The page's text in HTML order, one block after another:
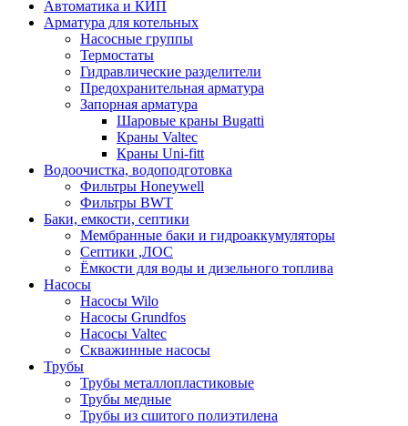
Автоматика и КИП
Арматура для котельных
Насосные группы
Термостаты
Гидравлические разделители
Предохранительная арматура
Запорная арматура
Шаровые краны Bugatti
Краны Valtec
Краны Uni-fitt
Водоочистка, водоподготовка
Фильтры Honeywell
Фильтры BWT
Баки, емкости, септики
Мембранные баки и гидроаккумуляторы
Септики ,ЛОС
Ёмкости для воды и дизельного топлива
Насосы
Насосы Wilo
Насосы Grundfos
Насосы Valtec
Скважинные насосы
Трубы
Трубы металлопластиковые
Трубы медные
Трубы из сшитого полиэтилена